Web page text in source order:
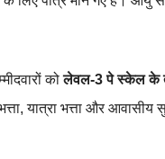
कोलेवल-3 पे स्केल के
यात्रा भत्ता और